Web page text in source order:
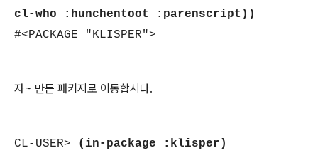
cl-who :hunchentoot :parenscript))
#<PACKAGE "KLISPER">
자~ 만든 패키지로 이동합시다.
CL-USER>
(in-package :klisper)